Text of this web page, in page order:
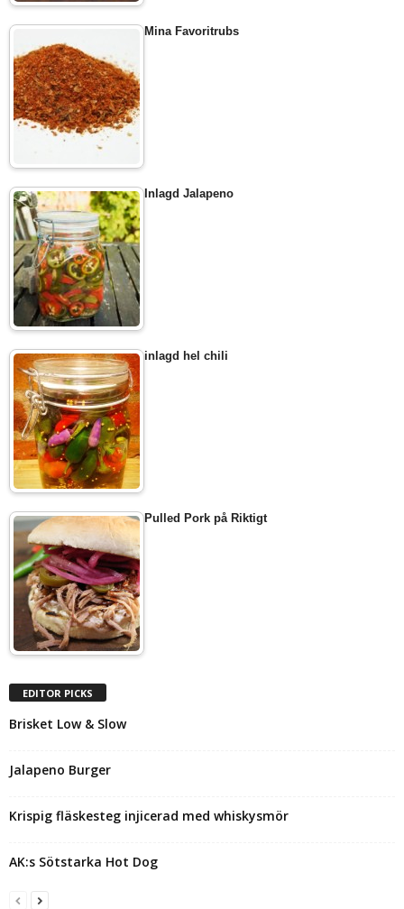
Mina Favoritrubs
Inlagd Jalapeno
inlagd hel chili
Pulled Pork på Riktigt
EDITOR PICKS
Brisket Low & Slow
Jalapeno Burger
Krispig fläskesteg injicerad med whiskysmör
AK:s Sötstarka Hot Dog